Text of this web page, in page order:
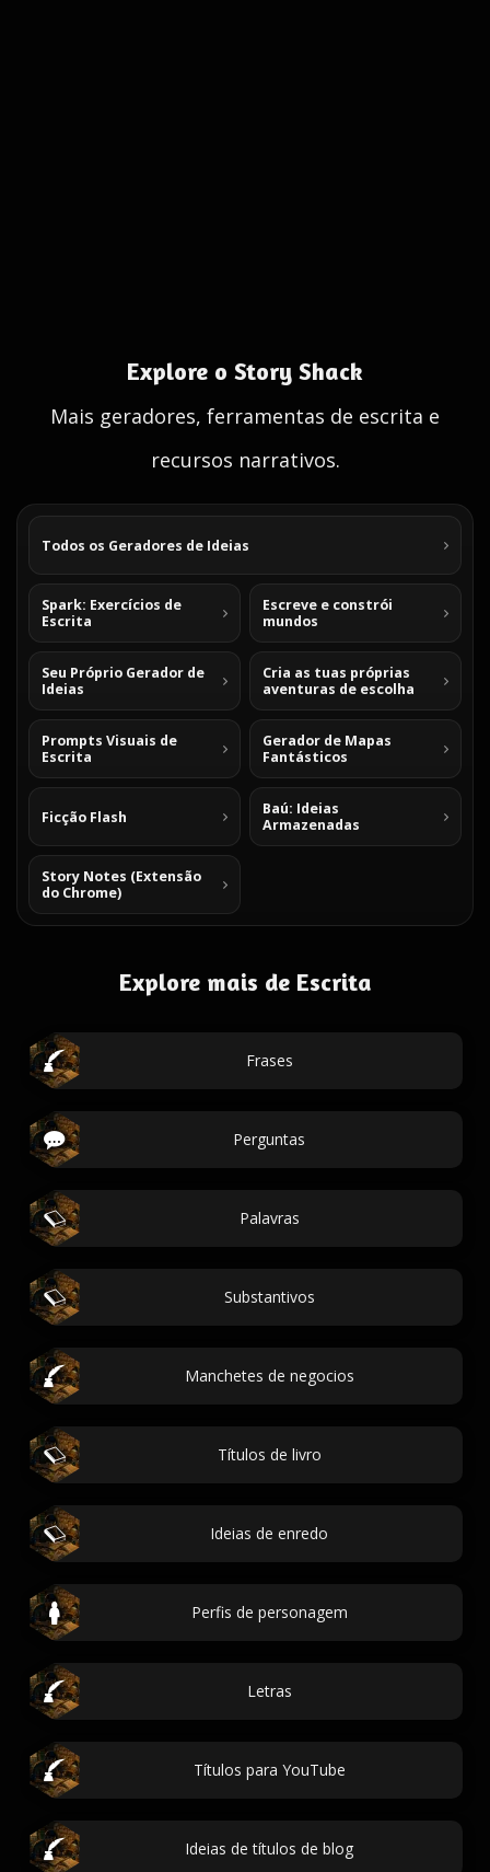
Explore o Story Shack
Mais geradores, ferramentas de escrita e
recursos narrativos.
Todos os Geradores de Ideias
Spark: Exercícios de
Escrita
Escreve e constrói
mundos
Seu Próprio Gerador de
Ideias
Cria as tuas próprias
aventuras de escolha
Prompts Visuais de
Escrita
Gerador de Mapas
Fantásticos
Ficção Flash
Baú: Ideias
Armazenadas
Story Notes (Extensão
do Chrome)
Explore mais de Escrita
Frases
Perguntas
Palavras
Substantivos
Manchetes de negocios
Títulos de livro
Ideias de enredo
Perfis de personagem
Letras
Títulos para YouTube
Ideias de títulos de blog